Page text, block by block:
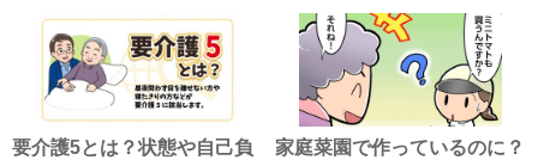
要介護5とは？状態や自己負
家庭菜園で作っているのに？